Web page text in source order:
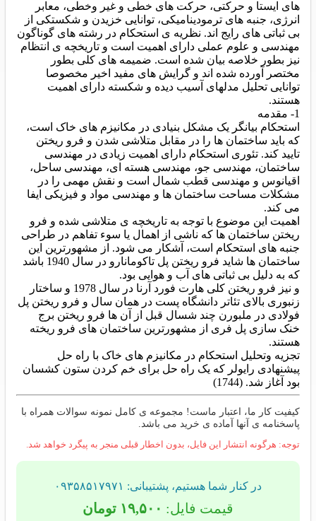
های ایستا و حرکتی، حرکت های خطی و غیر وخطی، معابر
انرژی، جنبه های ترمودینامیکی، توانایی خزیدن و شکستکی از
بی ثباتی های رایج اند. نظریه ی استحکام در رشته های گوناگون
مهندسی و علوم عملی دارای اهمیت است و تاریخچه ی انتظام
نیز بطور خلاصه بیان شده است. ضمیمه های کلی بطور
مختصر آورده شده اند و گرایش های مفید اخیر مخصوصا
توانایی تحلیل مدلهای آسیب دیده و شکسته دارای اهمیت
هستند.
استحکام بیانگر یک مشکل بنیادی در مکانیزم های خاک است،
که باید ساختمان ها را در مقابل متلاشی شدن و فرو ریختن
تایید کند. تئوری استحکام دارای اهمیت زیادی در مهندسی
ساختمان، مهندسی جو، مهندسی هسته ای، مهندسی ساحل،
اقیانوس و مهندسی قطب شمال است و نقش مهمی را در
مشکلات مساحت ساختمان ها و مهندسی مواد و فیزیکی ایفا
می کند.
اهمیت این موضوع با توجه به تاریخچه ی متلاشی شده و فرو
ریختن ساختمان ها که ناشی از اهمال یا سوء تفاهم در طراحی
جنبه های استحکام است، آشکار می شود. از مشهورترین این
ساختمان ها شاید فرو ریختن پل تاکومانارو در سال 1940 باشد
که به دلیل بی ثباتی های آب و هوایی بود.
و نیز فرو ریختن کلی هارت فورد آرنا در سال 1978 و ساختار
زنبوری بالای تئاتر دانشگاه پست در همان سال و فرو ریختن پل
فولادی در ملبورن چند شسال قبل از آن ها فرو ریختن برج
خنک سازی پل فری از مشهورترین ساختمان های فرو ریخته
هستند.
تجزیه وتحلیل استحکام در مکانیزم های خاک با راه حل
پیشنهادی رایولر که یک راه حل برای خم کردن ستون کشسان
بود آغاز شد. (1744)
کیفیت کار ما، اعتبار ماست! مجموعه ی کامل نمونه سوالات همراه با
پاسخنامه ی آنها آماده ی خرید می باشد.
توجه: هرگونه انتشار این فایل، بدون اخطار قبلی منجر به پیگرد خواهد شد.
در کنار شما هستیم، پشتیبانی: ۰۹۳۵۸۵۱۷۹۷۱
قیمت فایل: ۱۹,۵۰۰ تومان